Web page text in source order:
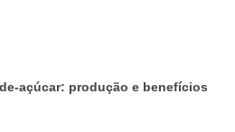
açúcar: produção e benefícios